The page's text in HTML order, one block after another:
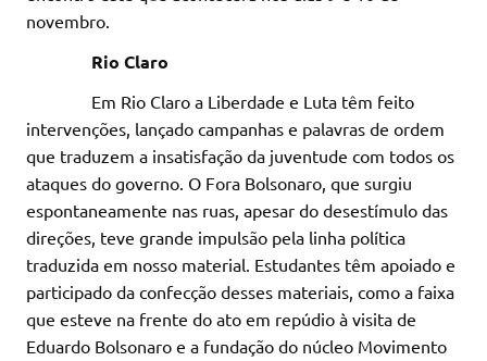
novembro.
Rio Claro
Em Rio Claro a Liberdade e Luta têm feito
intervenções, lançado campanhas e palavras de ordem
que traduzem a insatisfação da juventude com todos os
ataques do governo. O Fora Bolsonaro, que surgiu
espontaneamente nas ruas, apesar do desestímulo das
direções, teve grande impulsão pela linha política
traduzida em nosso material. Estudantes têm apoiado e
participado da confecção desses materiais, como a faixa
que esteve na frente do ato em repúdio à visita de
Eduardo Bolsonaro e a fundação do núcleo Movimento